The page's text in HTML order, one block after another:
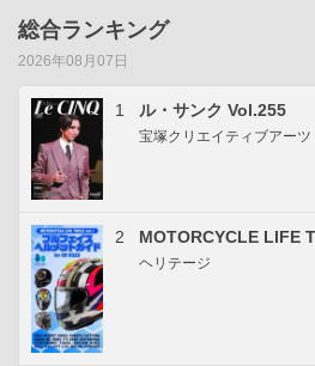
総合ランキング
2026年08月07日
1 ル・サンク Vol.255
宝塚クリエイティブアーツ
2 MOTORCYCLE LIFE
ヘリテージ